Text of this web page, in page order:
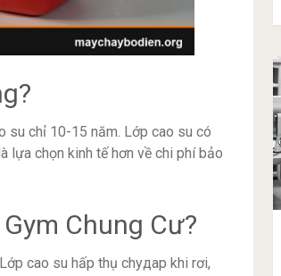
su chỉ 10-15 năm. Lớp cao su có
lựa chọn kinh tế hơn về chi phí bảo
Chung Cư?
cao su hấp thụ chудар khi rơi,